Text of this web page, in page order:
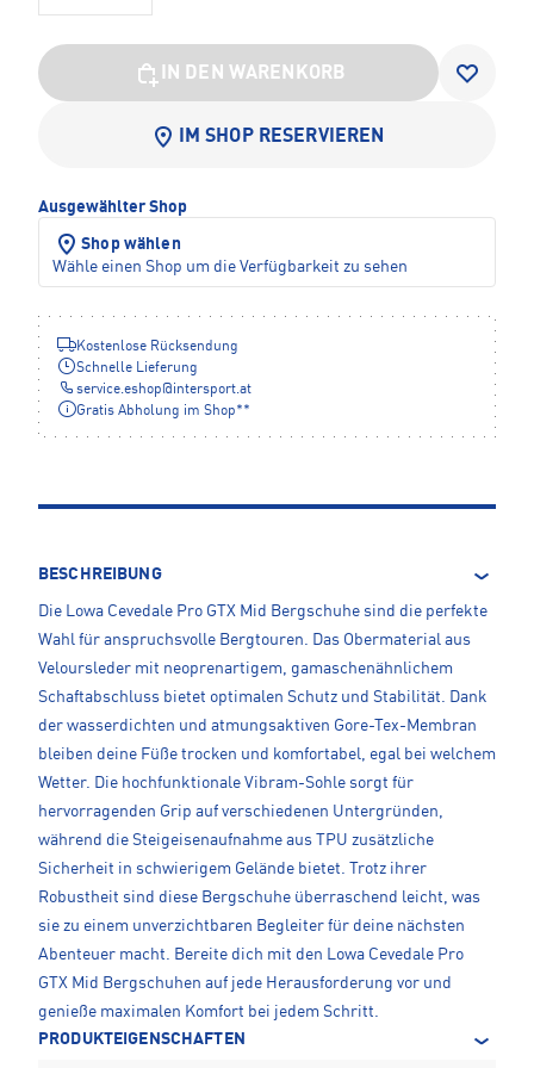
IN DEN WARENKORB
IM SHOP RESERVIEREN
Ausgewählter Shop
Shop wählen
Wähle einen Shop um die Verfügbarkeit zu sehen
Kostenlose Rücksendung
Schnelle Lieferung
service.eshop@intersport.at
Gratis Abholung im Shop**
BESCHREIBUNG
Die Lowa Cevedale Pro GTX Mid Bergschuhe sind die perfekte
Wahl für anspruchsvolle Bergtouren. Das Obermaterial aus
Veloursleder mit neoprenartigem, gamaschenähnlichem
Schaftabschluss bietet optimalen Schutz und Stabilität. Dank
der wasserdichten und atmungsaktiven Gore-Tex-Membran
bleiben deine Füße trocken und komfortabel, egal bei welchem
Wetter. Die hochfunktionale Vibram-Sohle sorgt für
hervorragenden Grip auf verschiedenen Untergründen,
während die Steigeisenaufnahme aus TPU zusätzliche
Sicherheit in schwierigem Gelände bietet. Trotz ihrer
Robustheit sind diese Bergschuhe überraschend leicht, was
sie zu einem unverzichtbaren Begleiter für deine nächsten
Abenteuer macht. Bereite dich mit den Lowa Cevedale Pro
GTX Mid Bergschuhen auf jede Herausforderung vor und
genieße maximalen Komfort bei jedem Schritt.
PRODUKTEIGENSCHAFTEN